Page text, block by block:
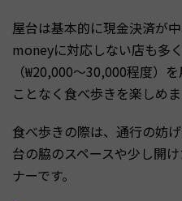
屋台は基本的に現金決済が
moneyに対応しない店も多
（₩20,000〜30,000程度）
ことなく食べ歩きを楽しめま
食べ歩きの際は、通行の妨
台の脇のスペースや少し開
ナーです。